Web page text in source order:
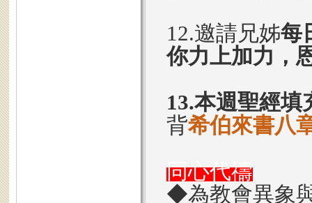
12.邀請兄姊每
你力上加力，
13.本週聖經填
背希伯來書八
同心代禱
◆為教會異象